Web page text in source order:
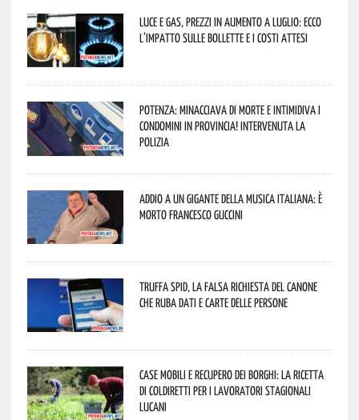
Luce e gas, prezzi in aumento a luglio: ecco
l’impatto sulle bollette e i costi attesi
Potenza: minacciava di morte e intimidiva i
condomini in provincia! Intervenuta la
Polizia
Addio a un gigante della musica italiana: è
morto Francesco Guccini
Truffa Spid, la falsa richiesta del canone
che ruba dati e carte delle persone
Case mobili e recupero dei borghi: la ricetta
di Coldiretti per i lavoratori stagionali
lucani